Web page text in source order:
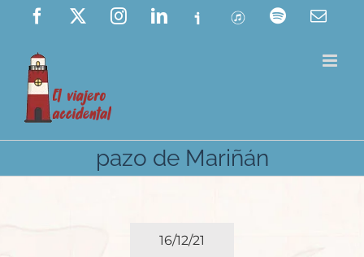
Saltar
contenido
Facebook InstagramLinkedIn
Ivoox ITunes Spotify
pazo de Mariñán
16/12/21